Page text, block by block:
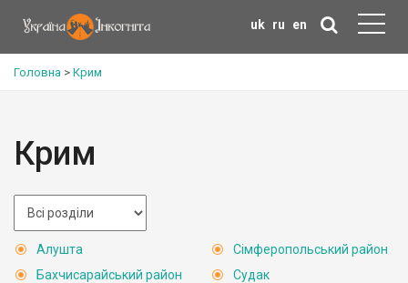
uk ru en
Головна > Крим
Крим
Алушта
Бахчисарайський район
Сімферопольський район
Судак